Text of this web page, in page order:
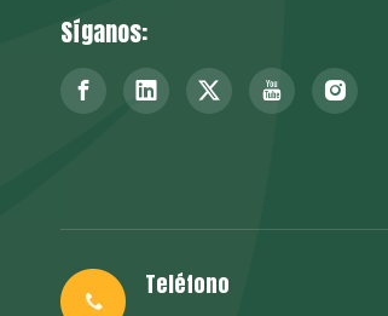
Síganos:
Teléfono